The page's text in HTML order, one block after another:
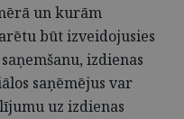
un kurām
būt izveidojusies
izdienas
saņēmējus var
uz izdienas